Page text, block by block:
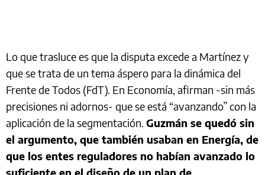
Lo que trasluce es que la disputa excede a Martínez y
que se trata de un tema áspero para la dinámica del
Frente de Todos (FdT). En Economía, afirman -sin más
precisiones ni adornos- que se está “avanzando” con la
aplicación de la segmentación. Guzmán se quedó sin
el argumento, que también usaban en Energía, de
que los entes reguladores no habían avanzado lo